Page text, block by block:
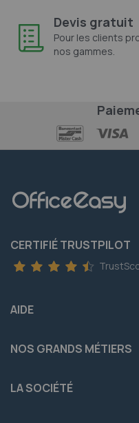
Devis gratuit
Pour les clients
nos gammes.
CERTIFIÉ TRUSTPILOT
AIDE
NOS GRANDS MÉTIERS
LA SOCIÉTÉ